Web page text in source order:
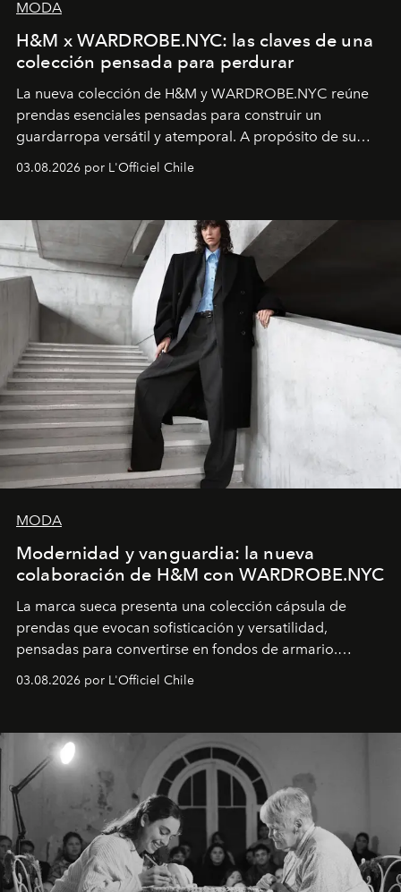
MODA
H&M x WARDROBE.NYC: las claves de una
colección pensada para perdurar
La nueva colección de H&M y WARDROBE.NYC reúne
prendas esenciales pensadas para construir un
guardarropa versátil y atemporal. A propósito de su
lanzamiento, los fundadores de la firma neoyorquina y
la asesora creativa y jefa de diseño global de la marca
y la filosofía detrás de la propuesta.
03.08.2026 por L'Officiel Chile
MODA
Modernidad y vanguardia: la nueva
colaboración de H&M con WARDROBE.NYC
La marca sueca presenta una colección cápsula de
prendas que evocan sofisticación y versatilidad,
pensadas para convertirse en fondos de armario.
Disponible en Chile desde el 6 de agosto.
03.08.2026 por L'Officiel Chile